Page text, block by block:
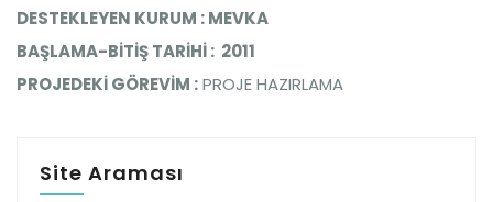
DESTEKLEYEN KURUM : MEVKA
BAŞLAMA-BİTİŞ TARİHİ : 2011
PROJEDEKİ GÖREVİM :PROJE HAZIRLAMA
Site Araması